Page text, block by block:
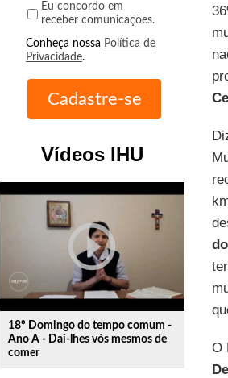
Eu concordo em
receber comunicações.
Conheça nossa Política de
Privacidade.
Vídeos IHU
play_circle_outline
18º Domingo do tempo comum -
Ano A - Dai-lhes vós mesmos de
comer
O